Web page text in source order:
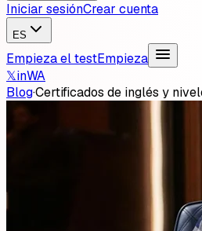
Iniciar sesiónCrear cuenta
ES
Empieza el testEmpieza
𝕏inWA
Blog·Certificados de inglés y